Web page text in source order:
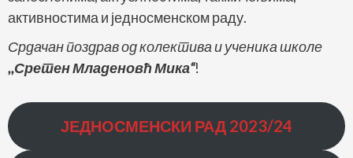
активностима и једносменском раду.
Срдачан поздрав од колектива и ученика школе
,,Сретен Младеновћ Мика“!
ЈЕДНОСМЕНСКИ РАД 2023/24